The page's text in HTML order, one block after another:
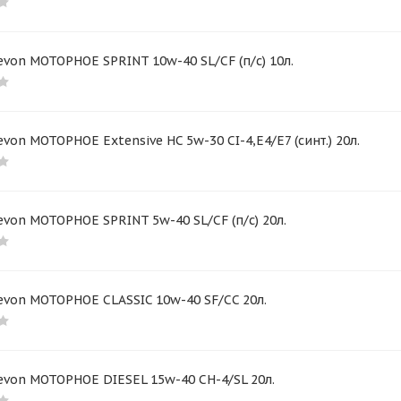
МОТОРНОЕ SPRINT 10w-40 SL/CF (п/с) 10л.
МОТОРНОЕ Extensive HC 5w-30 CI-4,E4/E7 (синт.) 20л.
МОТОРНОЕ SPRINT 5w-40 SL/CF (п/с) 20л.
МОТОРНОЕ CLASSIC 10w-40 SF/CC 20л.
МОТОРНОЕ DIESEL 15w-40 CH-4/SL 20л.